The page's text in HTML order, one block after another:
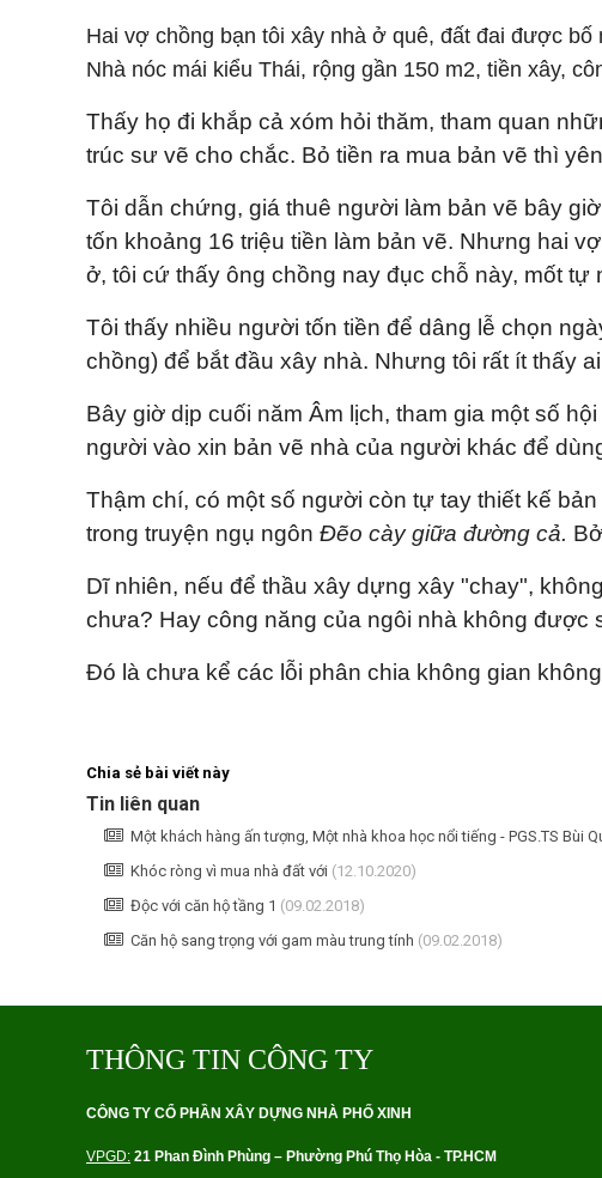
Hai vợ chồng bạn tôi xây nhà ở quê, đất đai được
Nhà nóc mái kiểu Thái, rộng gần 150 m2, tiền xây,
Thấy họ đi khắp cả xóm hỏi thăm, tham quan
trúc sư vẽ cho chắc. Bỏ tiền ra mua bản vẽ thì
Tôi dẫn chứng, giá thuê người làm bản vẽ bây
tốn khoảng 16 triệu tiền làm bản vẽ. Nhưng hai
ở, tôi cứ thấy ông chồng nay đục chỗ này, mốt
Tôi thấy nhiều người tốn tiền để dâng lễ chọn
chồng) để bắt đầu xây nhà. Nhưng tôi rất ít thấy
Bây giờ dịp cuối năm Âm lịch, tham gia một số
người vào xin bản vẽ nhà của người khác để
Thậm chí, có một số người còn tự tay thiết kế
trong truyện ngụ ngôn Đẽo cày giữa đường cả.
Dĩ nhiên, nếu để thầu xây dựng xây "chay",
chưa? Hay công năng của ngôi nhà không được
Đó là chưa kể các lỗi phân chia không gian
Chia sẻ bài viết này
Tin liên quan
Một khách hàng ấn tượng, Một nhà khoa học nổi tiếng - PGS.TS Bùi
Khóc ròng vì mua nhà đất với (12.10.2020)
Độc với căn hộ tầng 1 (09.02.2018)
Căn hộ sang trọng với gam màu trung tính (09.02.2018)
THÔNG TIN CÔNG TY
CÔNG TY CỔ PHẦN XÂY DỰNG NHÀ PHỐ XINH
VPGD: 21 Phan Ðình Phùng – Phường Phú Thọ Hòa - TP.HCM